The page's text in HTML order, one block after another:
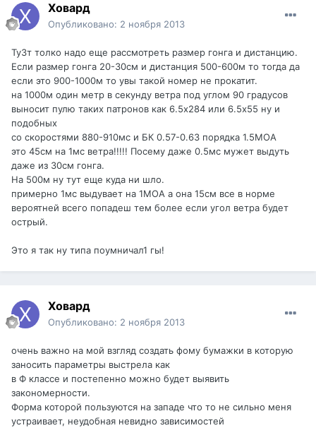
Ховард
Опубликовано: 2 ноября 2013
Ту3т толко надо еще рассмотреть размер гонга и дистанцию.
Если размер гонга 20-30см и дистанция 500-600м то тогда да
если это 900-1000м то увы такой номер не прокатит.
на 1000м один метр в секунду ветра под углом 90 градусов
выносит пулю таких патронов как 6.5х284 или 6.5х55 ну и
подобных
со скоростями 880-910мс и БК 0.57-0.63 порядка 1.5МОА
это 45см на 1мс ветра!!!!! Посему даже 0.5мс мужет выдуть
даже из 30см гонга.
На 500м ну тут еще куда ни шло.
примерно 1мс выдувает на 1МОА а она 15см все в норме
вероятней всего попадеш тем более если угол ветра будет
острый.
Это я так ну типа поумничал1 гы!
Ховард
Опубликовано: 2 ноября 2013
очень важно на мой взгляд создать фому бумажки в которую
заносить параметры выстрела как
в Ф классе и постепенно можно будет выявить
закономерности.
Форма которой пользуются на западе что то не сильно меня
устраивает, неудобная невидно зависимостей